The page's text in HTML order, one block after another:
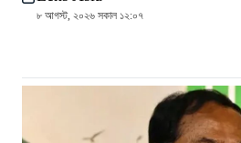
৮ আগস্ট, ২০২৬ সকাল ১২:০৭